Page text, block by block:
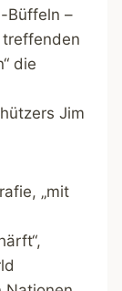
Büffeln –
die
Jim
„mit